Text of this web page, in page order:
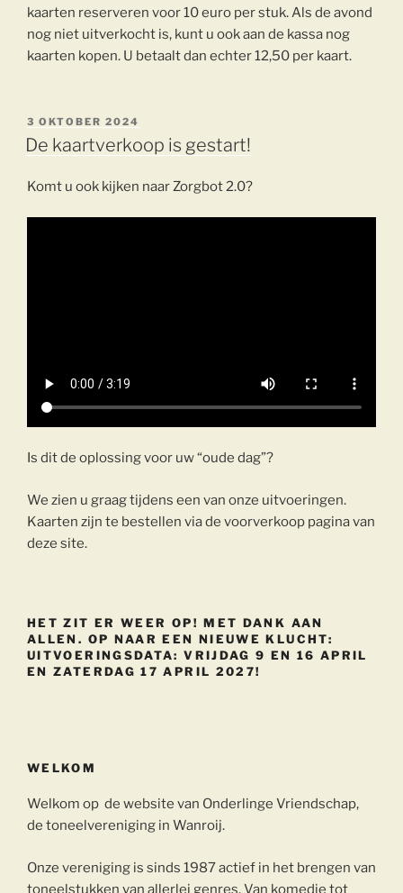
kaarten reserveren voor 10 euro per stuk. Als de avond
nog niet uitverkocht is, kunt u ook aan de kassa nog
kaarten kopen. U betaalt dan echter 12,50 per kaart.
GEPLAATST
OP
3 OKTOBER 2024
De kaartverkoop is gestart!
Komt u ook kijken naar Zorgbot 2.0?
Is dit de oplossing voor uw “oude dag”?
We zien u graag tijdens een van onze uitvoeringen.
Kaarten zijn te bestellen via de voorverkoop pagina van
deze site.
HET ZIT ER WEER OP! MET DANK AAN
ALLEN. OP NAAR EEN NIEUWE KLUCHT:
UITVOERINGSDATA: VRIJDAG 9 EN 16 APRIL
EN ZATERDAG 17 APRIL 2027!
WELKOM
Welkom op de website van Onderlinge Vriendschap,
de toneelvereniging in Wanroij.
Onze vereniging is sinds 1987 actief in het brengen van
toneelstukken van allerlei genres. Van komedie tot